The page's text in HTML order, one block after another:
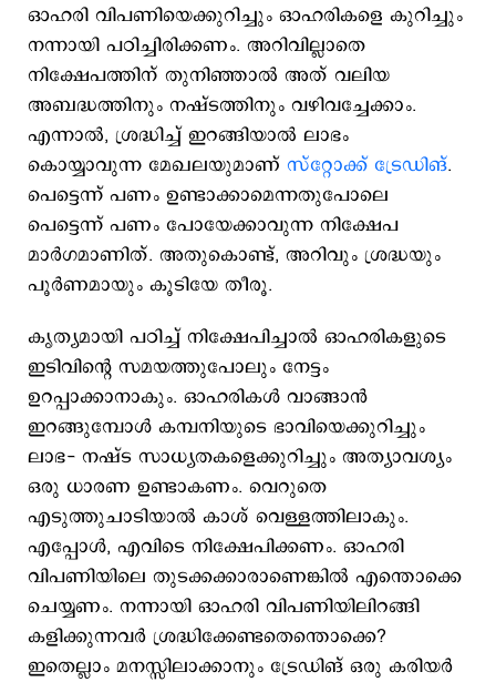
ഓഹരി വിപണിയെക്കുറിച്ചും ഓഹരികളെ കുറിച്ചും
നന്നായി പഠിച്ചിരിക്കണം. അറിവില്ലാതെ
നിക്ഷേപത്തിന് തുനിഞ്ഞാൽ അത് വലിയ
അബദ്ധത്തിനും നഷ്ടത്തിനും വഴിവച്ചേക്കാം.
എന്നാൽ, ശ്രദ്ധിച്ച് ഇറങ്ങിയാൽ ലാഭം
കൊയ്യാവുന്ന മേഖലയുമാണ് സ്റ്റോക്ക് ട്രേഡിങ്.
പെട്ടെന്ന് പണം ഉണ്ടാക്കാമെന്നതുപോലെ
പെട്ടെന്ന് പണം പോയേക്കാവുന്ന നിക്ഷേപ
മാർഗമാണിത്. അതുകൊണ്ട്, അറിവും ശ്രദ്ധയും
പൂർണമായും കൂടിയേ തീരൂ.
കൃത്യമായി പഠിച്ച് നിക്ഷേപിച്ചാൽ ഓഹരികളുടെ
ഇടിവിന്റെ സമയത്തുപോലും നേട്ടം
ഉറപ്പാക്കാനാകും. ഓഹരികൾ വാങ്ങാൻ
ഇറങ്ങുമ്പോൾ കമ്പനിയുടെ ഭാവിയെക്കുറിച്ചും
ലാഭ- നഷ്ട സാധ്യതകളെക്കുറിച്ചും അത്യാവശ്യം
ഒരു ധാരണ ഉണ്ടാകണം. വെറുതെ
എടുത്തുചാടിയാൽ കാശ് വെള്ളത്തിലാകും.
എപ്പോൾ, എവിടെ നിക്ഷേപിക്കണം. ഓഹരി
വിപണിയിലെ തുടക്കക്കാരാണെങ്കിൽ എന്തൊക്കെ
ചെയ്യണം. നന്നായി ഓഹരി വിപണിയിലിറങ്ങി
കളിക്കുന്നവർ ശ്രദ്ധിക്കേണ്ടതെന്തൊക്കെ?
ഇതെല്ലാം മനസ്സിലാക്കാനും ട്രേഡിങ് ഒരു കരിയർ